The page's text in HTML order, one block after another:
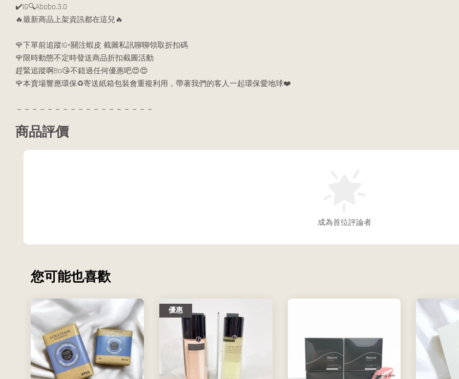
✔️IG🔍Abobo.3.0
🔥最新商品上架資訊都在這兒🔥
🌹下單前追蹤IG+關注蝦皮 截圖私訊聊聊領取折扣碼
🌹限時動態不定時發送商品折扣截圖活動
趕緊追蹤啊Bo😘不錯過任何優惠吧😍😍
🌹本賣場響應環保♻️寄送紙箱包裝會重複利用，帶著我們的客人一起環保愛地球❤️
－－－－－－－－－－－－－－－－－－
商品評價
成為首位評論者
您可能也喜歡
優惠